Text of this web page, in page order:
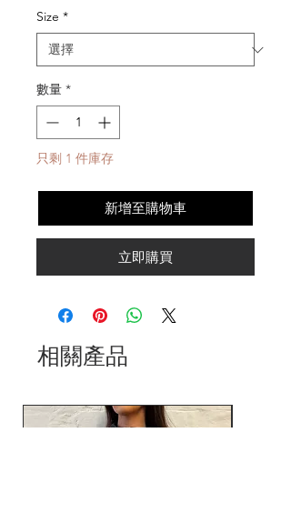
Size *
數量 *
只剩 1 件庫存
新增至購物車
立即購買
相關產品